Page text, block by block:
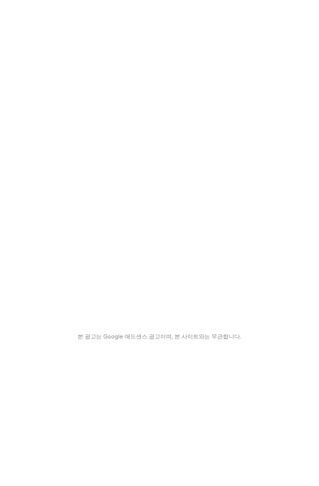
본 광고는 Google 애드센스 광고이며, 본 사이트와는 무관합니다.